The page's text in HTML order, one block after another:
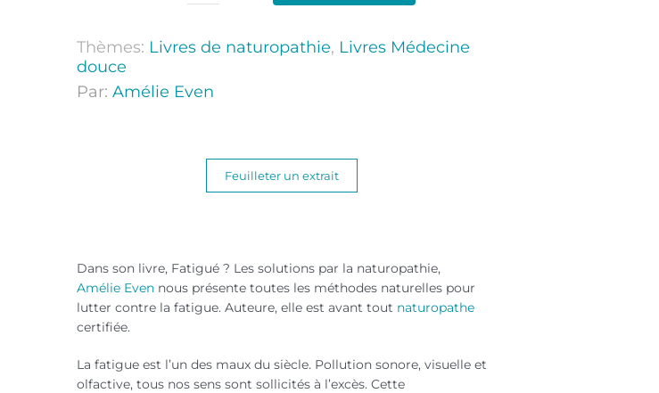
Thèmes: Livres de naturopathie, Livres Médecine
douce
Par:Amélie Even
Feuilleter un extrait
Dans son livre, Fatigué ? Les solutions par la naturopathie,
Amélie Even nous présente toutes les méthodes naturelles pour
lutter contre la fatigue. Auteure, elle est avant tout naturopathe
certifiée.
La fatigue est l’un des maux du siècle. Pollution sonore, visuelle et
olfactive, tous nos sens sont sollicités à l’excès. Cette